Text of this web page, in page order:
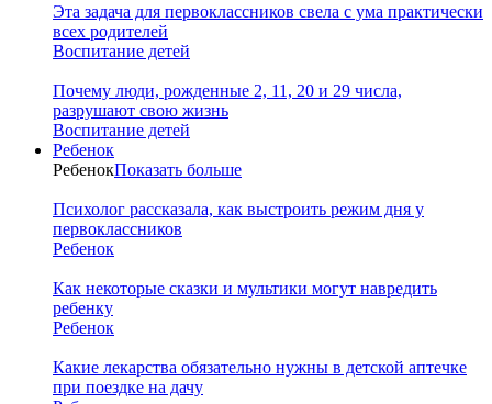
Эта задача для первоклассников свела с ума практически
всех родителей
Воспитание детей
Почему люди, рожденные 2, 11, 20 и 29 числа,
разрушают свою жизнь
Воспитание детей
Ребенок
РебенокПоказать больше
Психолог рассказала, как выстроить режим дня у
первоклассников
Ребенок
Как некоторые сказки и мультики могут навредить
ребенку
Ребенок
Какие лекарства обязательно нужны в детской аптечке
при поездке на дачу